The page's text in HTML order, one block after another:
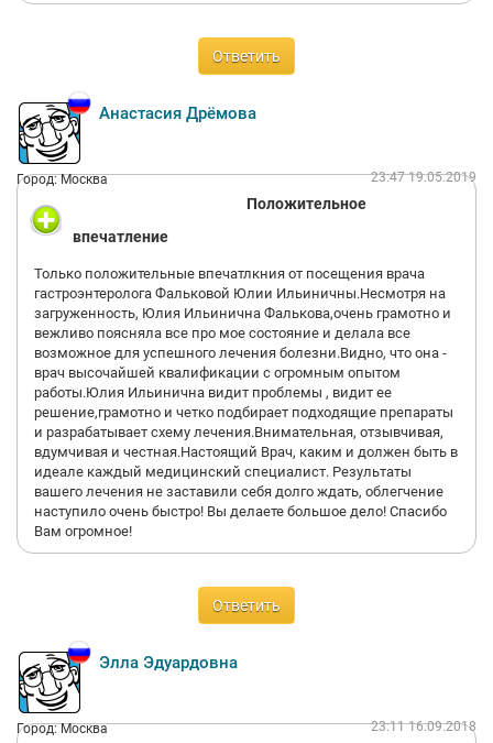
Ответить
Анастасия Дрёмова
Город: Москва 23:47 19.05.2019
Положительное
впечатление
Только положительные впечатлкния от посещения врача
гастроэнтеролога Фальковой Юлии Ильиничны.Несмотря на
загруженность, Юлия Ильинична Фалькова,очень грамотно и
вежливо поясняла все про мое состояние и делала все
возможное для успешного лечения болезни.Видно, что она -
врач высочайшей квалификации с огромным опытом
работы.Юлия Ильинична видит проблемы , видит ее
решение,грамотно и четко подбирает подходящие препараты
и разрабатывает схему лечения.Внимательная, отзывчивая,
вдумчивая и честная.Настоящий Врач, каким и должен быть в
идеале каждый медицинский специалист. Результаты
вашего лечения не заставили себя долго ждать, облегчение
наступило очень быстро! Вы делаете большое дело! Спасибо
Вам огромное!
Ответить
Элла Эдуардовна
Город: Москва 23:11 16.09.2018